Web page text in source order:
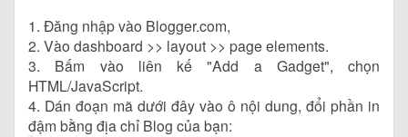
1. Đăng nhập vào Blogger.com,
2. Vào dashboard >> layout >> page elements.
3. Bấm vào liên kế "Add a Gadget", chọn
HTML/JavaScript.
4. Dán đoạn mã dưới đây vào ô nội dung, đổi phần in
đậm bằng địa chỉ Blog của bạn: